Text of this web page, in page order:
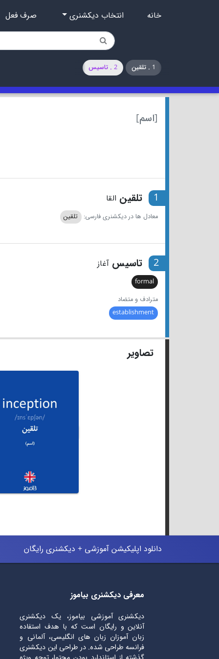
خانه انتخاب دیکشنری صرف فعل
1 . تلقین 2 . تاسیس
[اسم]
1 تلقین القا
معادل ها در دیکشنری فارسی: تلقین
2 تاسیس آغاز
formal
مترادف و متضاد
establishment
تصاویر
دانلود اپلیکیشن آموزشی + دیکشنری رایگان
معرفی دیکشنری بیاموز
دیکشنری آموزشی بیاموز، یک دیکشنری
آنلاین و رایگان است که با هدف استفاده
زبان آموزان زبان های انگلیسی، آلمانی و
فرانسه طراحی شده. در طراحی این دیکشنری